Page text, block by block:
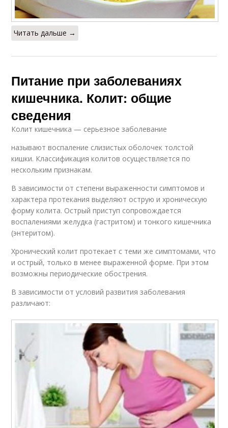
Читать дальше →
Питание при заболеваниях
кишечника. Колит: общие
сведения
Колит кишечника — серьезное заболевание
называют воспаление слизистых оболочек толстой
кишки. Классификация колитов осуществляется по
нескольким признакам.
В зависимости от степени выраженности симптомов и
характера протекания выделяют острую и хроническую
форму колита. Острый приступ сопровождается
воспалениями желудка (гастритом) и тонкого кишечника
(энтеритом).
Хронический колит протекает с теми же симптомами, что
и острый, только в менее выраженной форме. При этом
возможны периодические обострения.
В зависимости от условий развития заболевания
различают: